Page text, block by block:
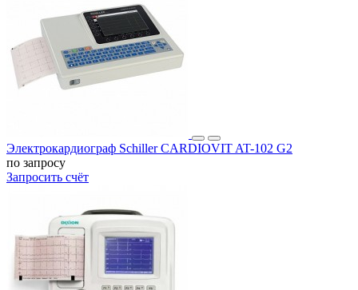
Электрокардиограф Schiller CARDIOVIT AT-102 G2
по запросу
Запросить счёт